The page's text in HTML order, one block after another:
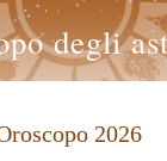
degli
2026